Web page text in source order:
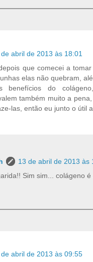
abril de 2013 às 18:01
que comecei a
elas não quebram,
benefícios do
também muito a
las, então eu junto o útil
13 de abril de 2013 às
Sim sim... colágeno é
de abril de 2013 às 09:55